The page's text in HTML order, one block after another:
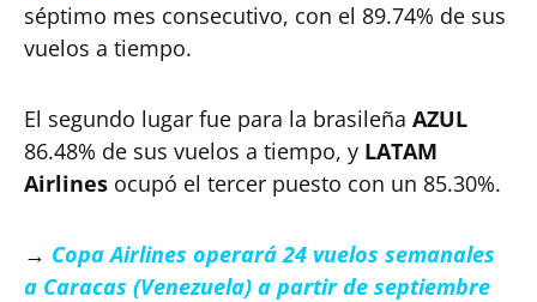
séptimo mes consecutivo, con el 89.74% de sus
vuelos a tiempo.
El segundo lugar fue para la brasileña AZUL
86.48% de sus vuelos a tiempo, y LATAM
Airlines ocupó el tercer puesto con un 85.30%.
→ Copa Airlines operará 24 vuelos semanales
a Caracas (Venezuela) a partir de septiembre